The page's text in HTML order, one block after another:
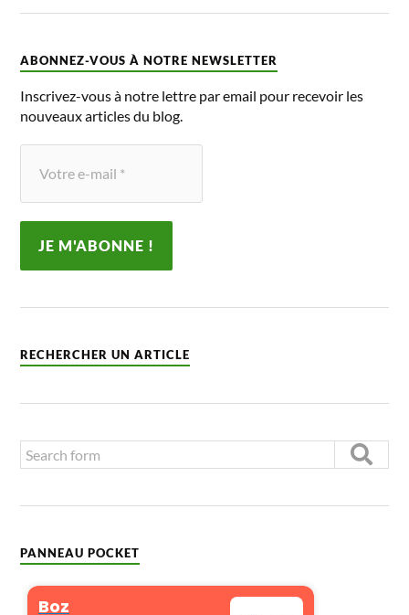
ABONNEZ-VOUS À NOTRE NEWSLETTER
Inscrivez-vous à notre lettre par email pour recevoir les
nouveaux articles du blog.
RECHERCHER UN ARTICLE
PANNEAU POCKET